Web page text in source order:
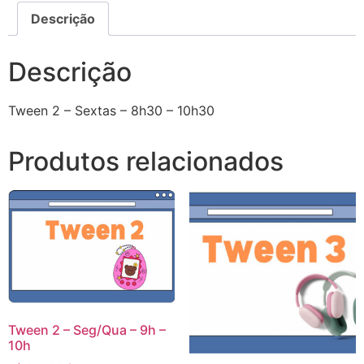
Descrição
Descrição
Tween 2 – Sextas – 8h30 – 10h30
Produtos relacionados
Tween 2 – Seg/Qua – 9h –
10h